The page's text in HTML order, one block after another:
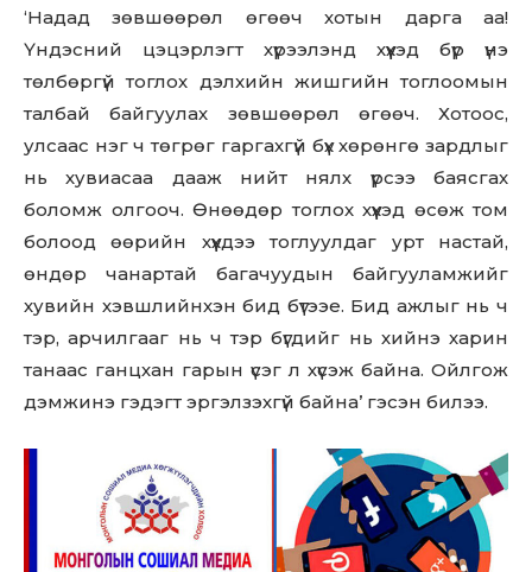
‘Надад зөвшөөрөл өгөөч хотын дарга аа!
Үндэсний цэцэрлэгт хүрээлэнд хүүхэд бүр үнэ
төлбөргүй тоглох дэлхийн жишгийн тоглоомын
талбай байгуулах зөвшөөрөл өгөөч. Хотоос,
улсаас нэг ч төгрөг гаргахгүй бүх хөрөнгө зардлыг
нь хувиасаа дааж нийт нялх үрсээ баясгах
боломж олгооч. Өнөөдөр тоглох хүүхэд өсөж том
болоод өөрийн хүүхдээ тоглуулдаг урт настай,
өндөр чанартай багачуудын байгууламжийг
хувийн хэвшлийнхэн бид бүтээе. Бид ажлыг нь ч
тэр, арчилгааг нь ч тэр бүгдийг нь хийнэ харин
танаас ганцхан гарын үсэг л хүсэж байна. Ойлгож
дэмжинэ гэдэгт эргэлзэхгүй байна’ гэсэн билээ.